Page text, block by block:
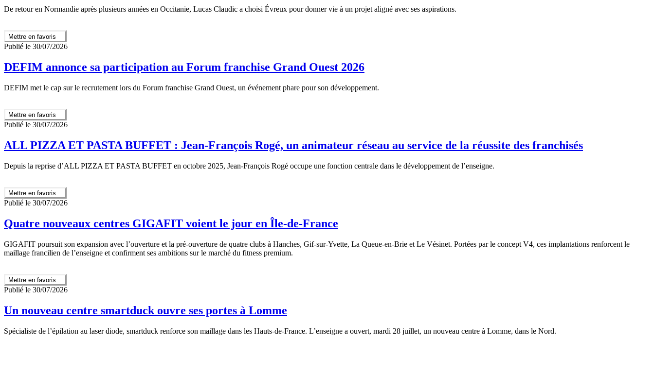
De retour en Normandie après plusieurs années en Occitanie, Lucas Claudic a choisi Évreux pour donner vie à un projet aligné avec ses aspirations.
Mettre en favoris
Publié le 30/07/2026
DEFIM annonce sa participation au Forum franchise Grand Ouest 2026
DEFIM met le cap sur le recrutement lors du Forum franchise Grand Ouest, un événement phare pour son développement.
Mettre en favoris
Publié le 30/07/2026
ALL PIZZA ET PASTA BUFFET : Jean-François Rogé, un animateur réseau au service de la réussite des franchisés
Depuis la reprise d’ALL PIZZA ET PASTA BUFFET en octobre 2025, Jean-François Rogé occupe une fonction centrale dans le développement de l’enseigne.
Mettre en favoris
Publié le 30/07/2026
Quatre nouveaux centres GIGAFIT voient le jour en Île-de-France
GIGAFIT poursuit son expansion avec l’ouverture et la pré-ouverture de quatre clubs à Hanches, Gif-sur-Yvette, La Queue-en-Brie et Le Vésinet. Portées par le concept V4, ces implantations renforcent le
maillage francilien de l’enseigne et confirment ses ambitions sur le marché du fitness premium.
Mettre en favoris
Publié le 30/07/2026
Un nouveau centre smartduck ouvre ses portes à Lomme
Spécialiste de l’épilation au laser diode, smartduck renforce son maillage dans les Hauts-de-France. L’enseigne a ouvert, mardi 28 juillet, un nouveau centre à Lomme, dans le Nord.